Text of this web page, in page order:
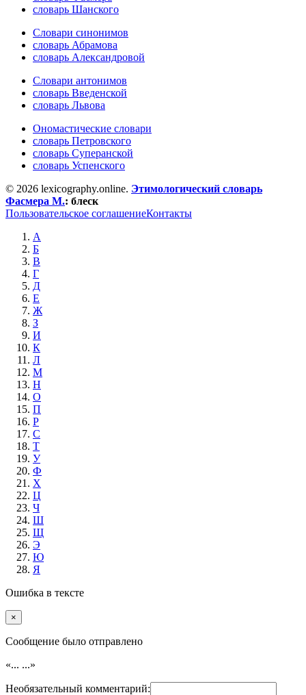
словарь Шанского
Словари синонимов
словарь Абрамова
словарь Александровой
Словари антонимов
словарь Введенской
словарь Львова
Ономастические словари
словарь Петровского
словарь Суперанской
словарь Успенского
© 2026 lexicography.online. Этимологический словарь
Фасмера М.: блеск
Пользовательское соглашениеКонтакты
А
Б
В
Г
Д
Е
Ж
З
И
К
Л
М
Н
О
П
Р
С
Т
У
Ф
Х
Ц
Ч
Ш
Щ
Э
Ю
Я
Ошибка в тексте
×
Cообщение было отправлено
«... ...»
Необязательный комментарий: